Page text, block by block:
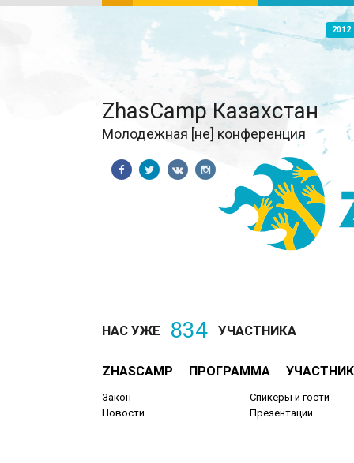
2012
ZhasCamp Казахстан
Молодежная [не] конференция
НАС УЖЕ 834 УЧАСТНИКА
ZHASCAMP ПРОГРАММА
Закон
Новости
Спикеры и гости
Презентации